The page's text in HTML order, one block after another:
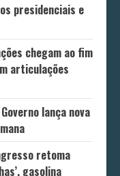
presidenciais e
chegam ao fim
articulações
lança nova
retoma
gasolina